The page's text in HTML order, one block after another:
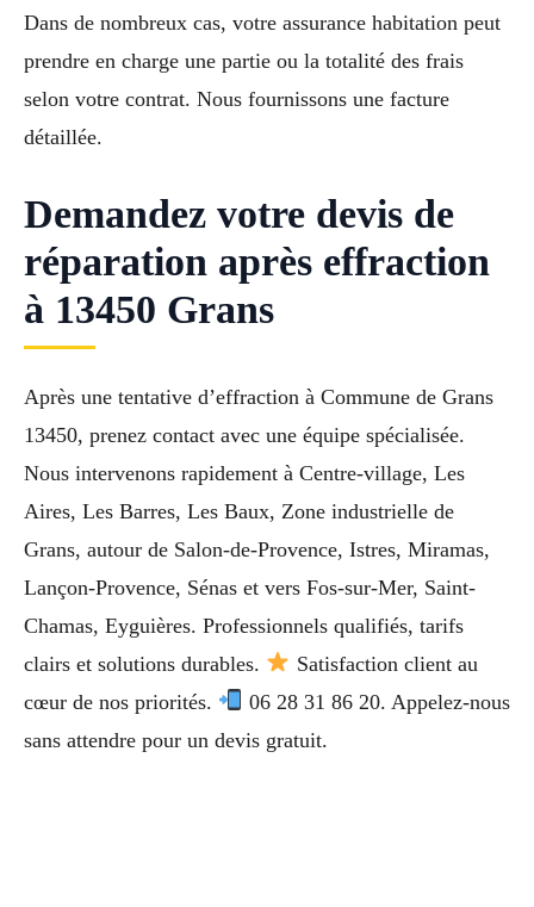
Dans de nombreux cas, votre assurance habitation peut
prendre en charge une partie ou la totalité des frais
selon votre contrat. Nous fournissons une facture
détaillée.
Demandez votre devis de
réparation après effraction
à 13450 Grans
Après une tentative d’effraction à Commune de Grans
13450, prenez contact avec une équipe spécialisée.
Nous intervenons rapidement à Centre-village, Les
Aires, Les Barres, Les Baux, Zone industrielle de
Grans, autour de Salon-de-Provence, Istres, Miramas,
Lançon-Provence, Sénas et vers Fos-sur-Mer, Saint-
Chamas, Eyguières. Professionnels qualifiés, tarifs
clairs et solutions durables.
Satisfaction client au
cœur de nos priorités.
06 28 31 86 20. Appelez-nous
sans attendre pour un devis gratuit.